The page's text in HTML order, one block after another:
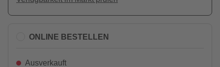
ONLINE BESTELLEN
Ausverkauft